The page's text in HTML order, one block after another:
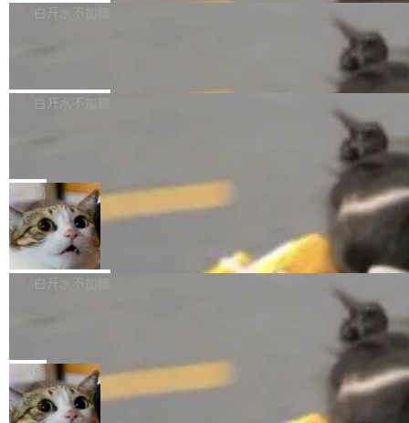
整性保护。效果是：吞吐量提升 41%，每 token
让语音识别不再只是听清，而是真正听懂。通过
w 不要求标准普通话，方言识别覆盖粤语、吴语
新和少量网页兼容性修复版本。 Changes/fixe
容提供的字体时出现的几个问题 为避免音频加
质的最低采样率）的音频格式将被拒绝 修复了 C
SS 圆角虚线样式中可能存在的问题 如果表单中
的图像元素不在同一个子树中，则它们将不再关
联 加...
白开水不加糖
发布的 Release Notes，他利用 AI 工具（如 Co
最强的若干项。对于尚未正式发版的 PG 19，则
通过拉取过去一年内（从 PG 18 Beta1 时间点
至今）的所有 commit，同样交由 AI 分析提炼。
经过人工复核，准确度令人满意。这一方法也为
社区爱好者提供了高效跟踪新版本的思路。
白开水不加糖
维护工作一直与我的日常工作、家务、社交生活
和休闲娱乐竞争时间。" 这是 libexpat 维护者 S
ebastian Pipping 写在博客里的话。8 月 4 日，
他宣布了一个新消息：从 2026 年 8 月 1 日起，
他可以全职维护 libexpat 了，最长 6 个月。发
库之一。你的操作系统、浏览器、无数的基础设
施软件，很可能都在用它。而过去十年，维护它
的人一直在用业余...
局
Firefox 153.0.3 发布
Firefox 153.0.3 现已发布，具体更新内容如
下： New Smart Window 包含多项增强功能：
gi?id=2019042">Bug&nbsp;2019042</a>）</l
i> <li>现在，助手可以直接使用 Exa 的网络搜索
结果回答问题，而无需将问题转交给搜索引擎。
白开水不加糖
的 npm 包。项目的核心论点是：容器不适合 Ag
ent 计算。真正适合的，是 Isolate。 Cloudflare
工程师在这件事上没什么可谦虚的——他们用 W
局
OpenAI 公开邮件和聊天记录回应苹果